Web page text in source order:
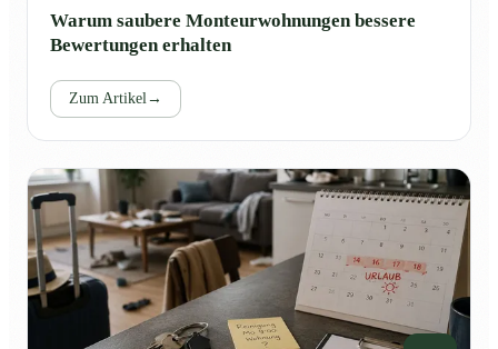
Warum saubere Monteurwohnungen bessere
Bewertungen erhalten
Zum Artikel →